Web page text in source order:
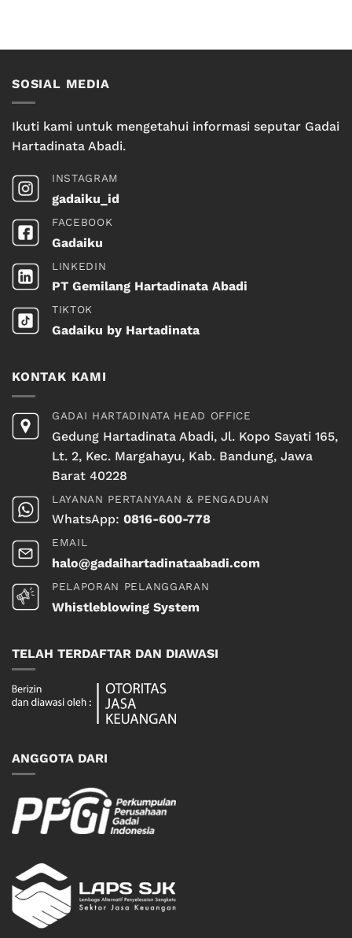
SOSIAL MEDIA
Ikuti kami untuk mengetahui informasi seputar Gadai
Hartadinata Abadi.
INSTAGRAM
gadaiku_id
FACEBOOK
Gadaiku
LINKEDIN
PT Gemilang Hartadinata Abadi
TIKTOK
Gadaiku by Hartadinata
KONTAK KAMI
GADAI HARTADINATA HEAD OFFICE
Gedung Hartadinata Abadi, Jl. Kopo Sayati 165,
Lt. 2, Kec. Margahayu, Kab. Bandung, Jawa
Barat 40228
LAYANAN PERTANYAAN & PENGADUAN
WhatsApp: 0816-600-778
EMAIL
halo@gadaihartadinataabadi.com
PELAPORAN PELANGGARAN
Whistleblowing System
TELAH TERDAFTAR DAN DIAWASI
ANGGOTA DARI